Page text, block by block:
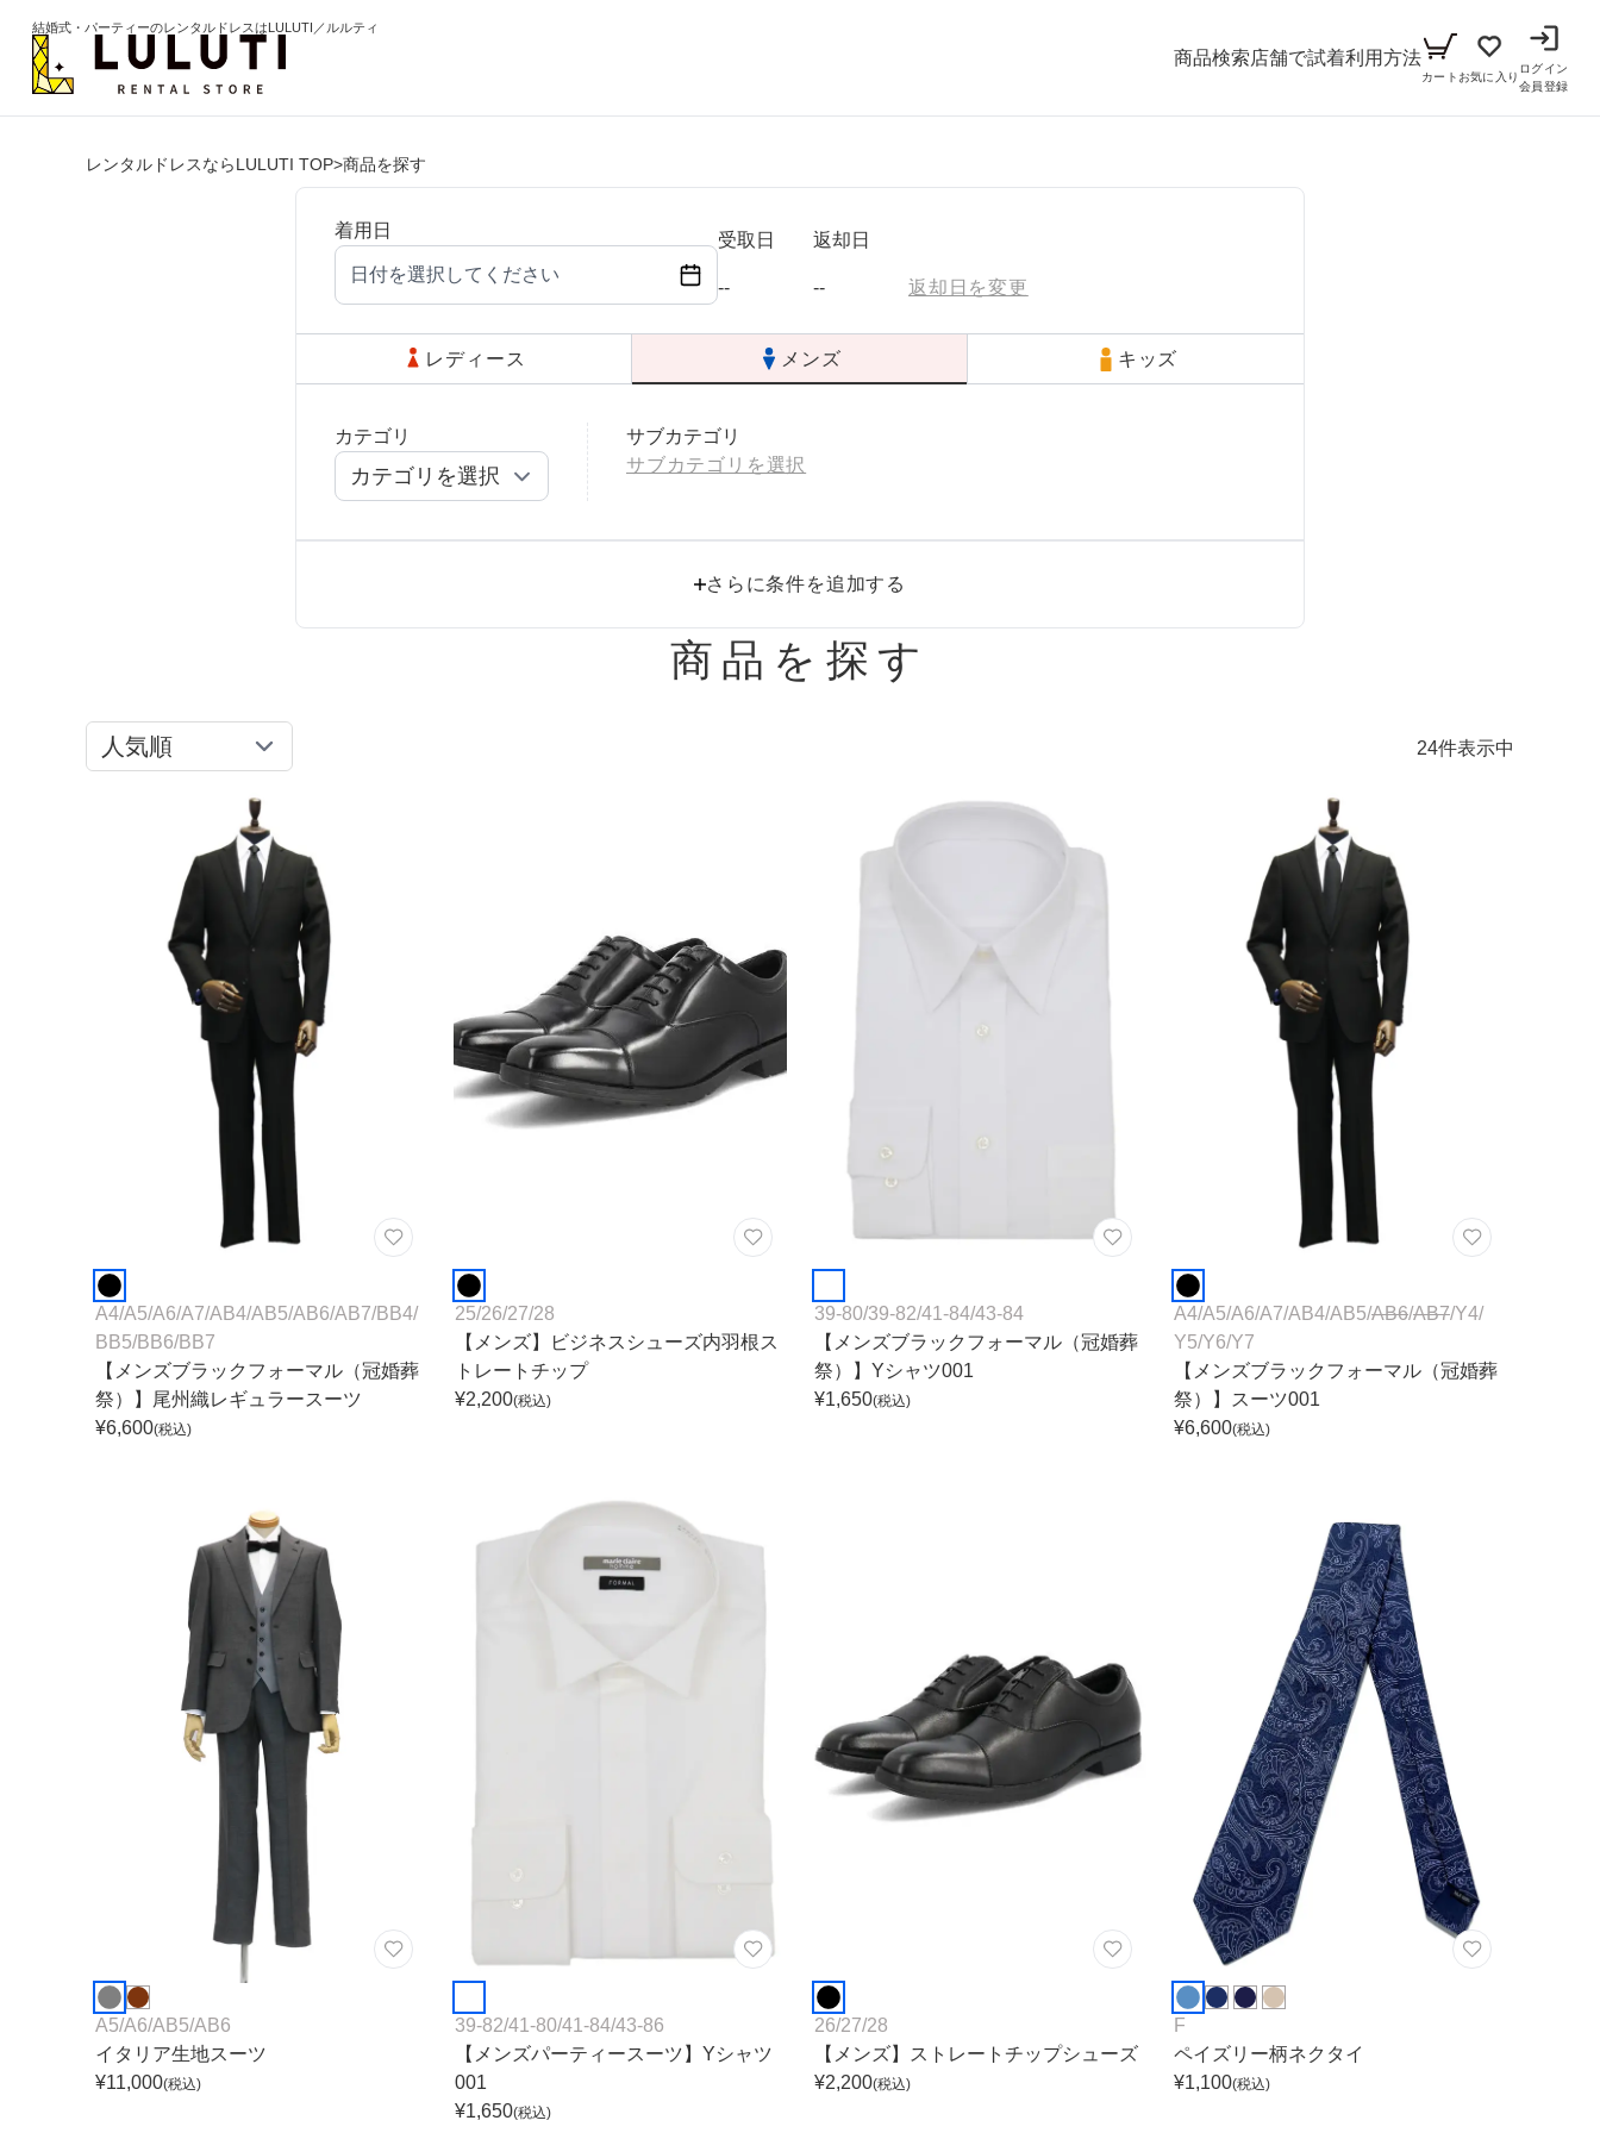
結婚式・パーティーのレンタルドレスはLULUTI／ルルティ
商品検索
カテゴリから選ぶ
推しに会う日はこれ♡
高級レストランにぴったり！洗練された
夜の装い
初めての結婚式参列はこれで間違いな
い！
ご親族・マザードレス風
同窓会に着ていきたい憧れドレスはこれ
ワンランク上を叶える謝恩会ドレス
好印象セレモニーコーデ 初めての卒園
式もこれ一着で安心♡
セット商品
8点セット(ドレス＋小物7点)
6点セット(ドレス＋小物5点)
4点セット（ドレス＋小物3点）
アウター
ショール
ジャケット
カーディガン
サブバッグ
クラッチバッグ
ハンドバッグ
シューズ
ストラップ付き
アクセサリー
ネックレス
ヘアーアクセサリー
その他
ブレスレット
ブラックフォーマル
ブラックフォーマル
セレモニースーツ
リクルートスーツ
AIMER
CELFORD
FRAY I.D
SNIDEL
Phase Eight
REWAKES
おすすめ商品
30代
40代
50代
季節のコンテンツ
推し活におすすめのドレス特集♥
骨格＆パーソナルカラーのプロ監修！は
成人式・同窓会
入卒・セレモニー
食事・挨拶
ブラックフォーマル
リクルート
小物セット（パーティー用）
小物セット（ブラックフォーマル用）
カジュアル
ドレス
スーツ
シューズ
店舗で試着利用方法
カート お気に入り
ログイン
会員登録
レンタルドレスならLULUTI TOP>商品を探す
着用日
日付を選択してください
受取日
--
返却日
-- 返却日を変更
レディース メンズ キッズ
カテゴリ
サブカテゴリ
サブカテゴリを選択
さらに条件を追加する
商品を探す
24件表示中
A4/A5/A6/A7/AB4/AB5/AB6/AB7/BB4/
BB5/BB6/BB7
【メンズブラックフォーマル（冠婚葬
祭）】尾州織レギュラースーツ
¥6,600(税込)
25/26/27/28
【メンズ】ビジネスシューズ内羽根ス
トレートチップ
¥2,200(税込)
39-80/39-82/41-84/43-84
【メンズブラックフォーマル（冠婚葬
祭）】Yシャツ001
¥1,650(税込)
A4/A5/A6/A7/AB4/AB5/AB6/AB7/Y4/
Y5/Y6/Y7
【メンズブラックフォーマル（冠婚葬
祭）】スーツ001
¥6,600(税込)
A5/A6/AB5/AB6
イタリア生地スーツ
¥11,000(税込)
39-82/41-80/41-84/43-86
【メンズパーティースーツ】Yシャツ
001
¥1,650(税込)
26/27/28
【メンズ】ストレートチップシューズ
¥2,200(税込)
F
ペイズリー柄ネクタイ
¥1,100(税込)